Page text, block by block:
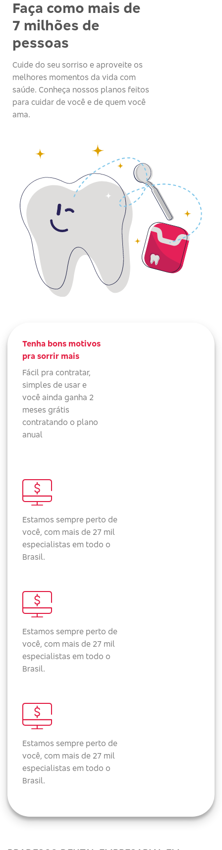
Faça como mais de
7 milhões de
pessoas
Cuide do seu sorriso e aproveite os
melhores momentos da vida com
saúde. Conheça nossos planos feitos
para cuidar de você e de quem você
ama.
Tenha bons motivos
pra sorrir mais
Fácil pra contratar,
simples de usar e
você ainda ganha 2
meses grátis
contratando o plano
anual
Estamos sempre perto de
você, com mais de 27 mil
especialistas em todo o
Brasil.
Estamos sempre perto de
você, com mais de 27 mil
especialistas em todo o
Brasil.
Estamos sempre perto de
você, com mais de 27 mil
especialistas em todo o
Brasil.